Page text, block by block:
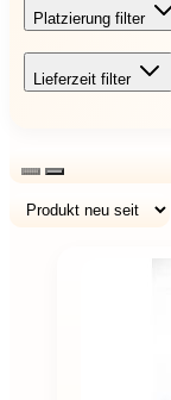
Platzierung filter
Lieferzeit filter